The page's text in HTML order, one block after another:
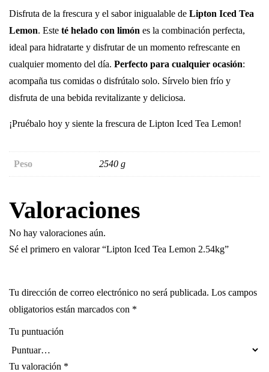
Disfruta de la frescura y el sabor inigualable de Lipton Iced Tea
Lemon. Este té helado con limón es la combinación perfecta,
ideal para hidratarte y disfrutar de un momento refrescante en
cualquier momento del día. Perfecto para cualquier ocasión:
acompaña tus comidas o disfrútalo solo. Sírvelo bien frío y
disfruta de una bebida revitalizante y deliciosa.
¡Pruébalo hoy y siente la frescura de Lipton Iced Tea Lemon!
Peso 2540 g
Valoraciones
No hay valoraciones aún.
Sé el primero en valorar “Lipton Iced Tea Lemon 2.54kg”
Tu dirección de correo electrónico no será publicada. Los campos
obligatorios están marcados con *
Tu puntuación
Tu valoración *